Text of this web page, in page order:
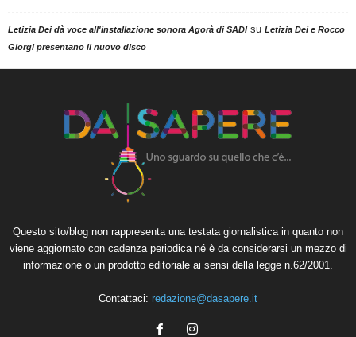
Letizia Dei dà voce all'installazione sonora Agorà di SADIsu Letizia Dei e Rocco
Giorgi presentano il nuovo disco
Questo sito/blog non rappresenta una testata giornalistica in quanto non
viene aggiornato con cadenza periodica né è da considerarsi un mezzo di
informazione o un prodotto editoriale ai sensi della legge n.62/2001.
Contattaci: redazione@dasapere.it